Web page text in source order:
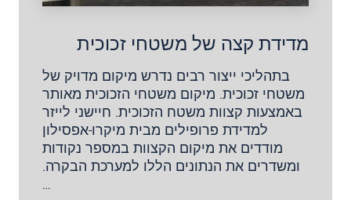
מדידת קצה של משטחי זכוכית
בתהליכי ייצור רבים נדרש מיקום מדויק של
משטחי זכוכית. מיקום משטחי הזכוכית מאותר
באמצעות קצוות משטח הזכוכית. חיישני לייזר
למדידת פרופילים מבית מיקרו-אפסילון
מודדים את מיקום הקצוות במספר נקודות
ומשדרים את הנתונים הללו למערכת הבקרה.
…